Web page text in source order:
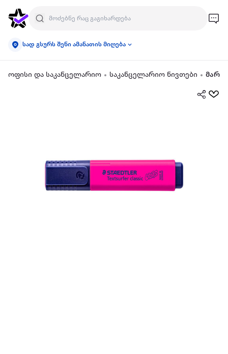
სად გსურს შენი ამანათის მიღება
ოფისი და საკანცელარიო საკანცელარიო ნივთები